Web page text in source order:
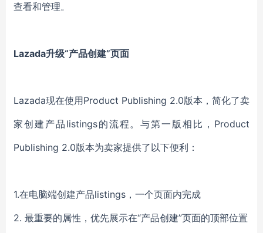
查看和管理。
Lazada升级“产品创建”页面
Lazada现在使用Product Publishing 2.0版本，简化了卖
家创建产品listings的流程。与第一版相比，Product
Publishing 2.0版本为卖家提供了以下便利：
1.在电脑端创建产品listings，一个页面内完成
2. 最重要的属性，优先展示在“产品创建”页面的顶部位置